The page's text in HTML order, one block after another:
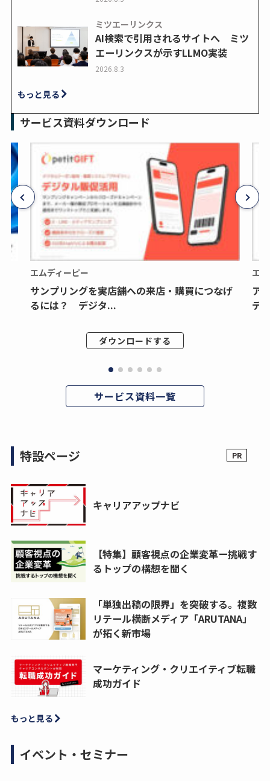
ミツエーリンクス
AI検索で引用されるサイトへ ミツ
エーリンクスが示すLLMO実装
2026.8.3
もっと見る
サービス資料ダウンロード
エムディーピー
サンプリングを実店舗への来店・購買につなげ
るには？ デジタ...
ダウンロードする
エ
ア
デ
サービス資料一覧
特設ページ
キャリアアップナビ
【特集】顧客視点の企業変革ー挑戦す
るトップの構想を聞く
「単独出稿の限界」を突破する。複数
リテール横断メディア「ARUTANA」
が拓く新市場
マーケティング・クリエイティブ転職
成功ガイド
もっと見る
イベント・セミナー